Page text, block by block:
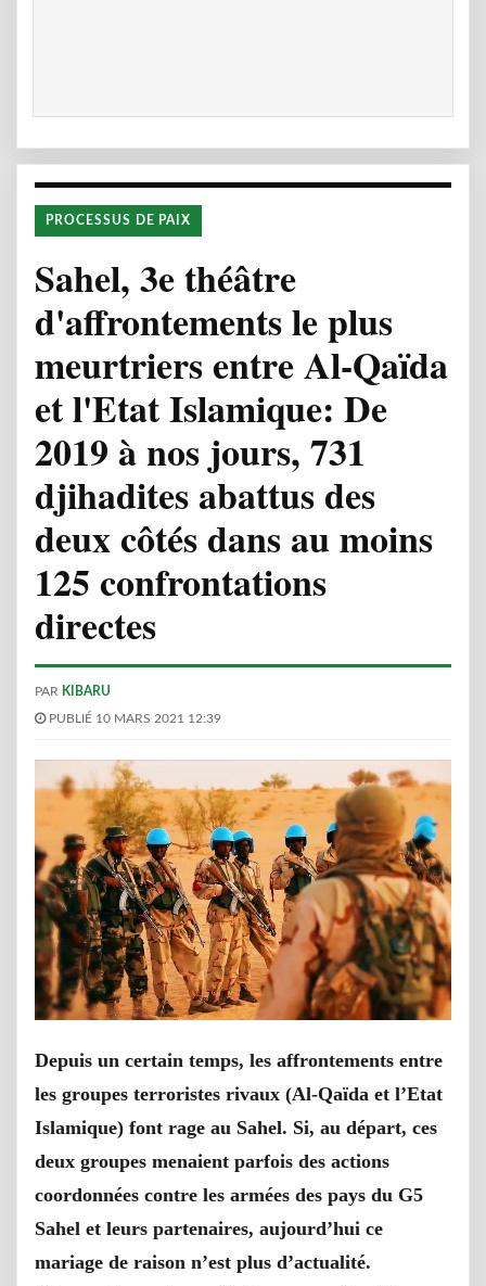
PROCESSUS DE PAIX
Sahel, 3e théâtre
d'affrontements le plus
meurtriers entre Al-Qaïda
et l'Etat Islamique: De
2019 à nos jours, 731
djihadites abattus des
deux côtés dans au moins
125 confrontations
directes
PAR KIBARU
PUBLIÉ 10 MARS 2021 12:39
Depuis un certain temps, les affrontements entre
les groupes terroristes rivaux (Al-Qaïda et l’Etat
Islamique) font rage au Sahel. Si, au départ, ces
deux groupes menaient parfois des actions
coordonnées contre les armées des pays du G5
Sahel et leurs partenaires, aujourd’hui ce
mariage de raison n’est plus d’actualité.